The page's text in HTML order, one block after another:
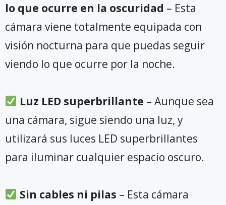
lo que ocurre en la oscuridad – Esta
cámara viene totalmente equipada con
visión nocturna para que puedas seguir
viendo lo que ocurre por la noche.
Luz LED superbrillante – Aunque sea
una cámara, sigue siendo una luz, y
utilizará sus luces LED superbrillantes
para iluminar cualquier espacio oscuro.
Sin cables ni pilas – Esta cámara